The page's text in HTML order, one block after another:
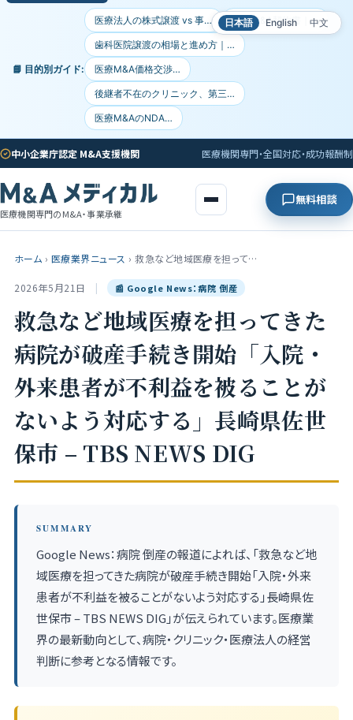
日本語 English 中文
📘 目的別ガイド:
医療法人の株式譲渡 vs 事… 医療M&A契約書｜…
歯科医院譲渡の相場と進め方｜…
医療M&A価格交渉…
後継者不在のクリニック、第三…
医療M&AのNDA…
中小企業庁認定 M&A支援機関 医療機関専門・全国対応・成功報酬制
医療機関専門のM&A・事業承継
無料相談
ホーム › 医療業界ニュース › 救急など地域医療を担って…
2026年5月21日 | 📰 Google News：病院 倒産
救急など地域医療を担ってきた
病院が破産手続き開始「入院・
外来患者が不利益を被ることが
ないよう対応する」長崎県佐世
保市 – TBS NEWS DIG
SUMMARY
Google News：病院 倒産の報道によれば、「救急など地
域医療を担ってきた病院が破産手続き開始「入院・外来
患者が不利益を被ることがないよう対応する」長崎県佐
世保市 – TBS NEWS DIG」が伝えられています。医療業
界の最新動向として、病院・クリニック・医療法人の経営
判断に参考となる情報です。